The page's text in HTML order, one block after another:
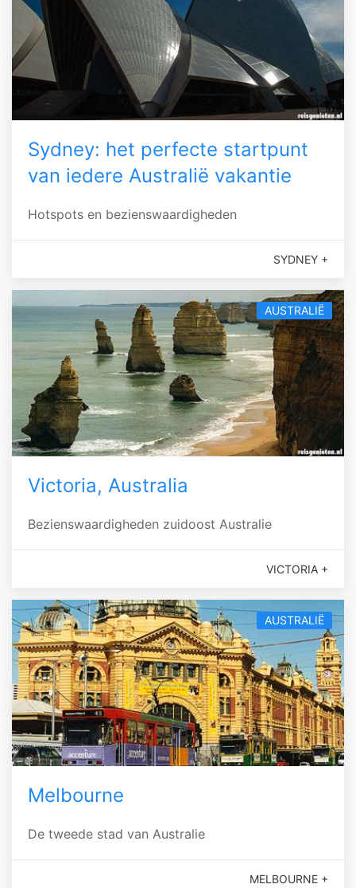
Sydney: het perfecte startpunt
van iedere Australië vakantie
Hotspots en bezienswaardigheden
SYDNEY +
AUSTRALIË
Victoria, Australia
Bezienswaardigheden zuidoost Australie
VICTORIA +
AUSTRALIË
Melbourne
De tweede stad van Australie
MELBOURNE +